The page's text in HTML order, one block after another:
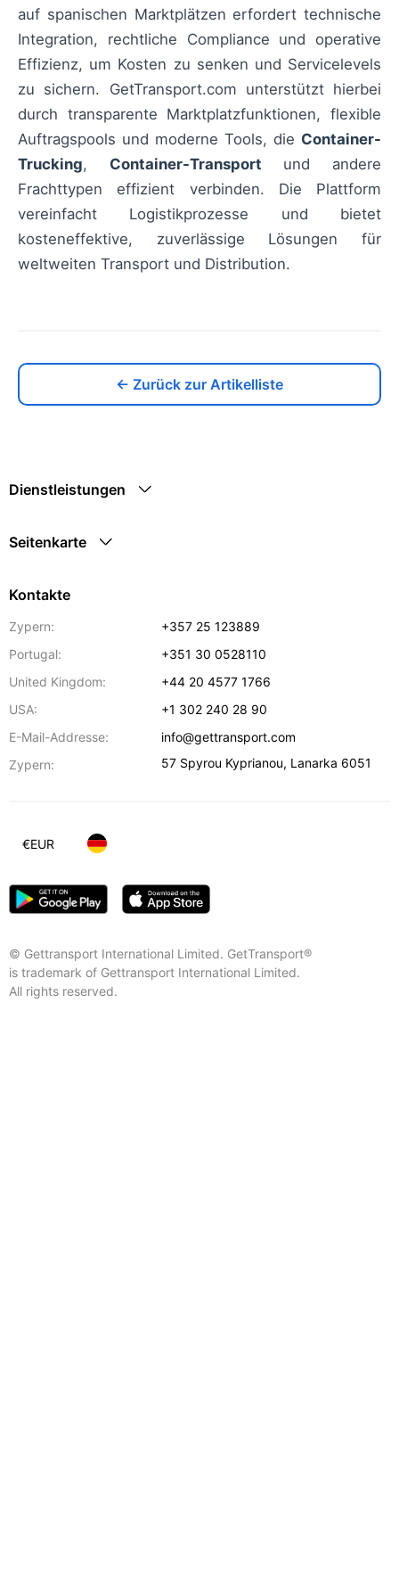
auf spanischen Marktplätzen erfordert technische
Integration, rechtliche Compliance und operative
Effizienz, um Kosten zu senken und Servicelevels
zu sichern. GetTransport.com unterstützt hierbei
durch transparente Marktplatzfunktionen, flexible
Auftragspools und moderne Tools, die Container-
Trucking, Container-Transport und andere
Frachttypen effizient verbinden. Die Plattform
vereinfacht Logistikprozesse und bietet
kosteneffektive, zuverlässige Lösungen für
weltweiten Transport und Distribution.
← Zurück zur Artikelliste
Dienstleistungen
Seitenkarte
Kontakte
Zypern:
+357 25 123889
Portugal:
+351 30 0528110
United Kingdom:
+44 20 4577 1766
USA:
+1 302 240 28 90
E-Mail-Addresse:
info@gettransport.com
Zypern:
57 Spyrou Kyprianou, Lanarka 6051
© Gettransport International Limited. GetTransport®
is trademark of Gettransport International Limited.
All rights reserved.
€EUR